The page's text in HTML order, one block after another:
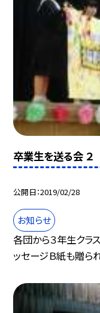
卒業生を送る会 ２
公開日 2019/02/28
お知らせ
各団から３年生クラ
ッセージＢ紙も贈ら